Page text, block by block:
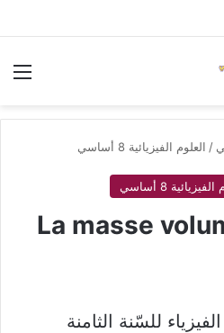
/ العلوم الفيزيائية 8 أساسي
8 أساسي
La masse
للسّنة الثامنة